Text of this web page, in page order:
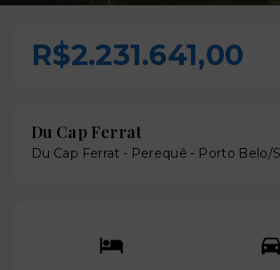
R$2.231.641,00
Du Cap Ferrat
Du Cap Ferrat - Perequê - Porto Belo/